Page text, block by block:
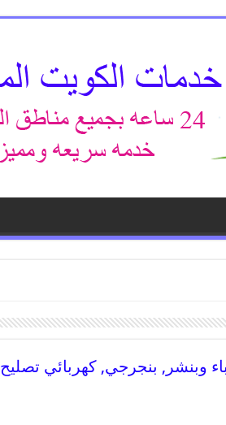
| كراج الرقة 99007355 كهرباء وبنشر, بنجرجي, كهربائي تصليح